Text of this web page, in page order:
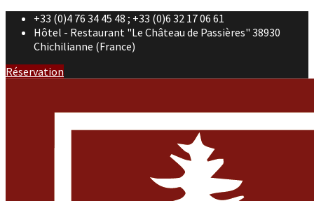
+33 (0)4 76 34 45 48 ; +33 (0)6 32 17 06 61
Hôtel - Restaurant "Le Château de Passières" 38930
Chichilianne (France)
Réservation